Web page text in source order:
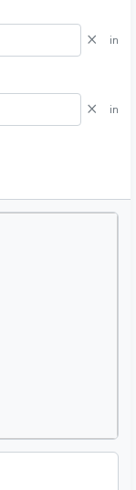
× in
× in